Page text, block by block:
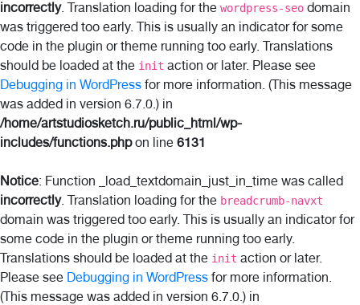
incorrectly. Translation loading for the wordpress-seo domain
was triggered too early. This is usually an indicator for some
code in the plugin or theme running too early. Translations
should be loaded at the init action or later. Please see
Debugging in WordPress for more information. (This message
was added in version 6.7.0.) in
/home/artstudiosketch.ru/public_html/wp-
includes/functions.phpon line 6131
Notice: Function _load_textdomain_just_in_time was called
incorrectly. Translation loading for the breadcrumb-navxt
domain was triggered too early. This is usually an indicator for
some code in the plugin or theme running too early.
Translations should be loaded at the init action or later.
Please see Debugging in WordPress for more information.
(This message was added in version 6.7.0.) in